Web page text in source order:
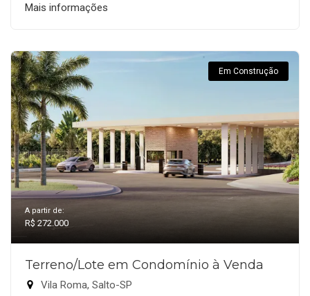
Mais informações
Em Construção
A partir de:
R$ 272.000
Terreno/Lote em Condomínio à Venda
Vila Roma, Salto-SP